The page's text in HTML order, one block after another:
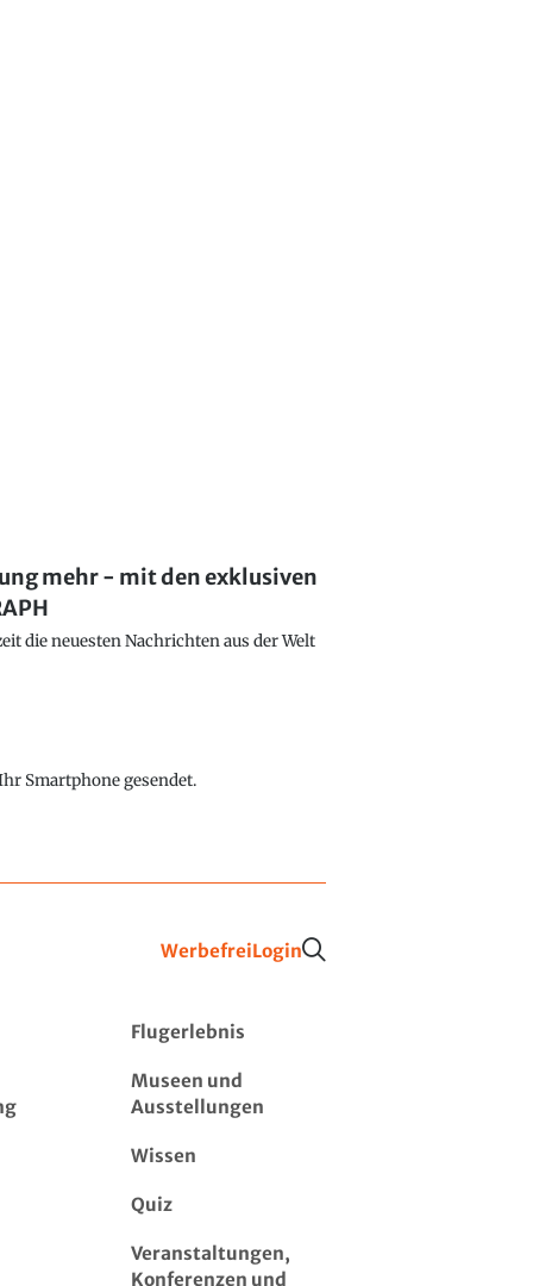
mehr - mit den exklusiven
die neuesten Nachrichten aus der Welt
Smartphone gesendet.
WerbefreiLogin
Flugerlebnis
Museen und
Ausstellungen
Wissen
Quiz
Veranstaltungen,
Konferenzen und